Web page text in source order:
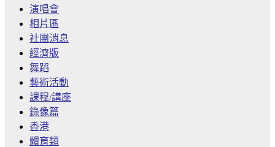
演唱會
相片區
社團消息
經濟版
舞蹈
藝術活動
課程/講座
錄像篇
香港
體育類